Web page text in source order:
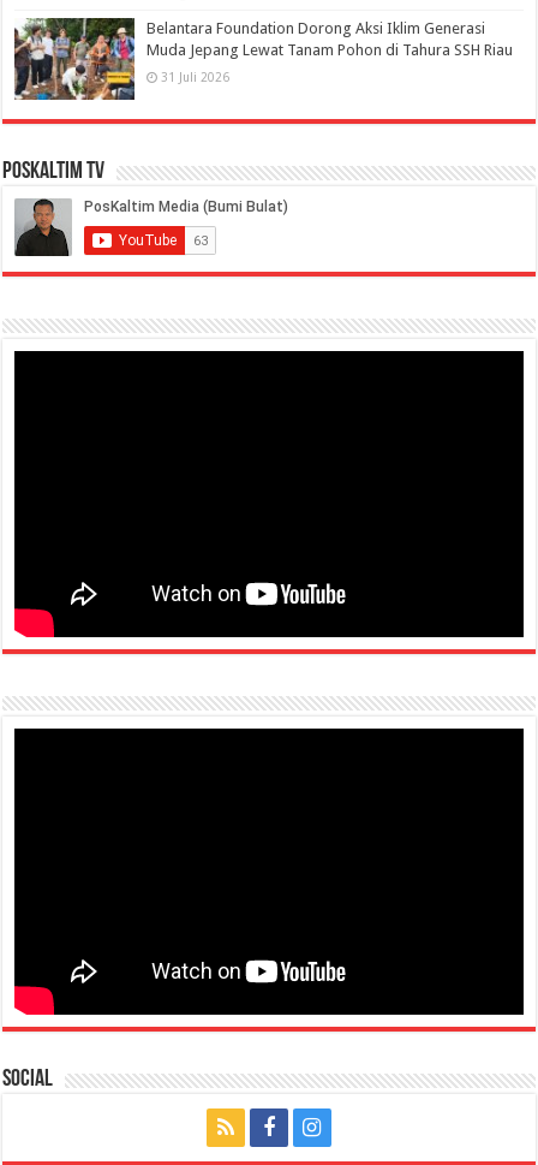
Belantara Foundation Dorong Aksi Iklim Generasi
Muda Jepang Lewat Tanam Pohon di Tahura SSH Riau
31 Juli 2026
PosKaltim TV
Social